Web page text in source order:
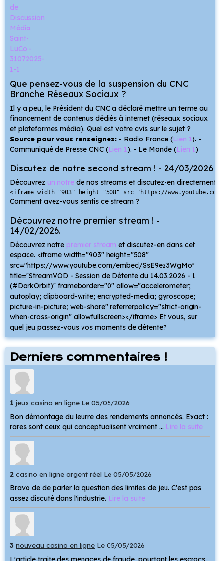
Que pensez-vous de la suspension du CNC
Branche Réseaux Sociaux ?
Il y a peu, le Président du CNC a déclaré mettre un terme au
financement de contenus dédiés à internet (réseaux sociaux
et plateformes média). Quel est votre avis sur le sujet ?
Source pour vous renseignez: - Radio France (Lien 1). -
Communiqué de Presse CNC (Lien 1). - Le Monde (Lien 1)
Discutez de notre second stream ! - 24/03/2026
Découvrez un notre de nos streams et discutez-en directement
<iframe width="903" height="508" src="https://
Comment avez-vous sentis ce stream ?
Découvrez notre premier stream ! -
14/02/2026.
Découvrez notre premier stream et discutez-en dans cet
espace. <iframe width="903" height="508"
src="https://www.youtube.com/embed/SsE9ez3WgMo"
title="StreamVOD - Session de Détente du 14.03.2026 - 1
(#DarkOrbit)" frameborder="0" allow="accelerometer;
autoplay; clipboard-write; encrypted-media; gyroscope;
picture-in-picture; web-share" referrerpolicy="strict-origin-
when-cross-origin" allowfullscreen></iframe> Et vous, sur
quel jeu passez-vous vos moments de détente?
Derniers commentaires !
1 jeux casino en ligne Le 05/05/2026
Bon démontage du leurre des rendements annoncés. Exact :
rares sont ceux qui conceptualisent vraiment ... Lire la suite
2 casino en ligne argent réel Le 05/05/2026
Bravo de de parler la question des limites de jeu. C'est pas
assez discuté dans l'industrie. Lire la suite
3 nouveau casino en ligne Le 05/05/2026